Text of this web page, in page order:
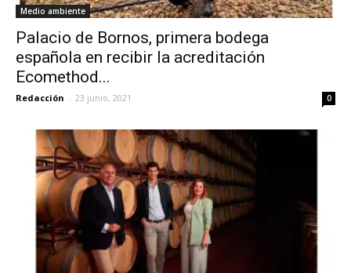
Medio ambiente
Palacio de Bornos, primera bodega
española en recibir la acreditación
Ecomethod...
Redacción - 23 junio, 2021 0